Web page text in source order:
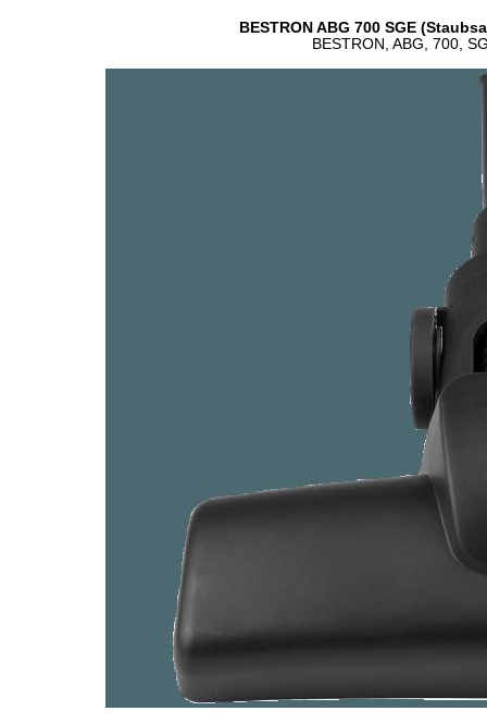
BESTRON ABG 700 SGE
BESTRON, ABG, 700,